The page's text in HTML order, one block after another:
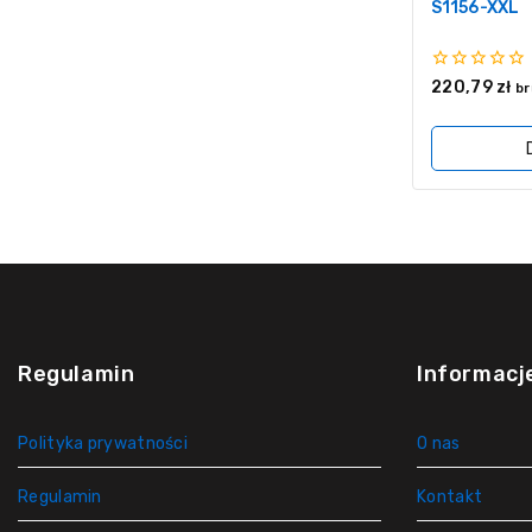
S1156-XXL
0
220,79 zł
Regulamin
Polityka prywatności
Regulamin
O nas
Kontakt